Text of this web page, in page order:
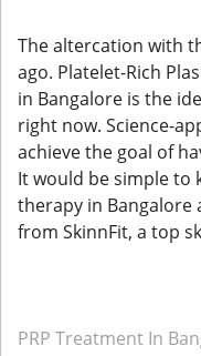
The altercation with
ago. Platelet-Rich
in Bangalore is the
right now. Science-
achieve the goal of
It would be simple to
therapy in
from SkinnFit, a top
PRP Treatment In